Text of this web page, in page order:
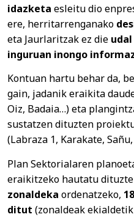
idazketa esleitu dio
ere, herritarrenganako
eta Jaurlaritzak ez die
inguruan inongo
Kontuan hartu behar da,
gain, jadanik eraikita
Oiz, Badaia…) eta
sustatzen dituzten
(Labraza 1, Karakate,
Plan Sektorialaren
eraikitzeko hautatu
zonaldeka ordenatzeko,
ditut (zonaldeak